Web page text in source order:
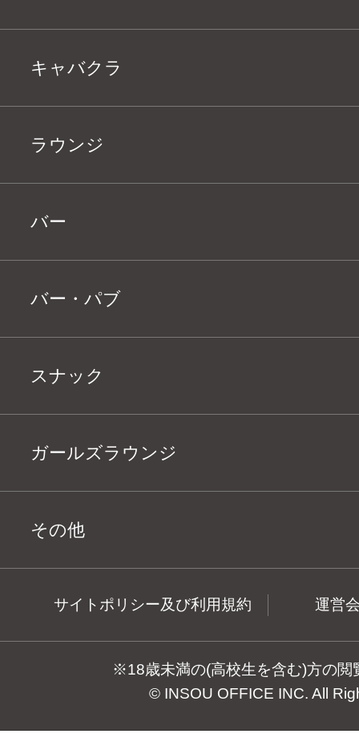
キャバクラ
ラウンジ
バー
バー・パブ
スナック
ガールズラウンジ
その他
サイトポリシー及び利用規約 運営
※18歳未満の(高校生を含む)方の閲
© INSOU OFFICE INC. All